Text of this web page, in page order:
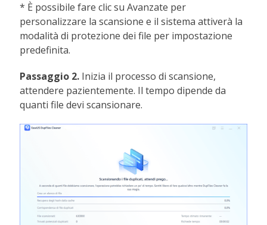
* È possibile fare clic su Avanzate per
personalizzare la scansione e il sistema attiverà la
modalità di protezione dei file per impostazione
predefinita.
Passaggio 2. Inizia il processo di scansione,
attendere pazientemente. Il tempo dipende da
quanti file devi scansionare.